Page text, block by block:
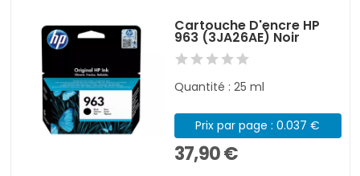
Cartouche D'encre HP
963 (3JA26AE) Noir
Quantité : 25 ml
Prix par page : 0.037 €
37,90 €